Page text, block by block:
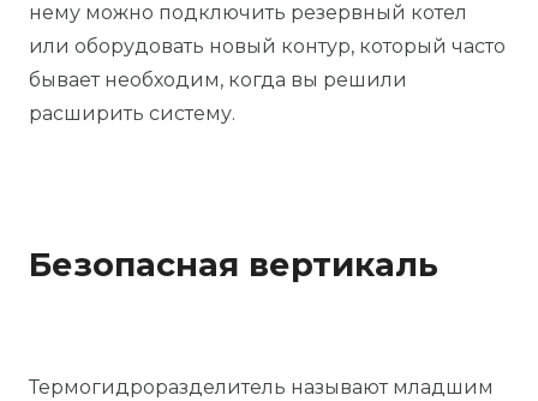
нему можно подключить резервный котел
или оборудовать новый контур, который часто
бывает необходим, когда вы решили
расширить систему.
Безопасная вертикаль
Термогидроразделитель называют младшим